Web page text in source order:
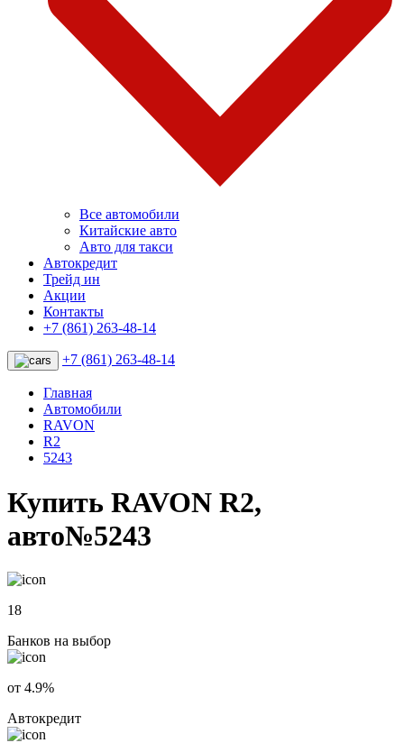
Все автомобили
Китайские авто
Авто для такси
Автокредит
Трейд ин
Акции
Контакты
+7 (861) 263-48-14
+7 (861) 263-48-14
Главная
Автомобили
RAVON
R2
5243
Купить RAVON R2,
авто№5243
18
Банков на выбор
от 4.9%
Автокредит